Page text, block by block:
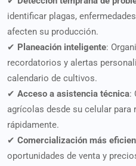
identificar plagas,
afecten su producción.
✔ Planeación inteligente:
recordatorios y alertas
calendario de cultivos.
✔ Acceso a asistencia técnica:
agrícolas desde su celular para
rápidamente.
✔ Comercialización más
oportunidades de venta y